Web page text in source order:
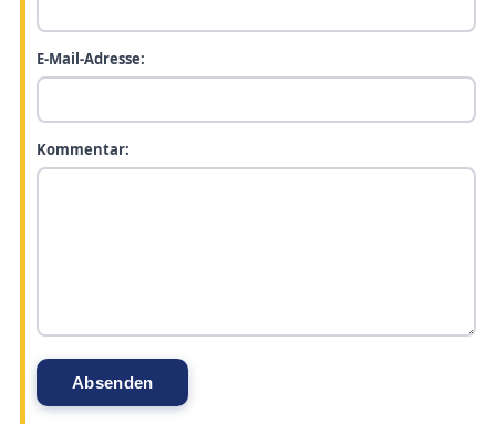
E-Mail-Adresse:
Kommentar: